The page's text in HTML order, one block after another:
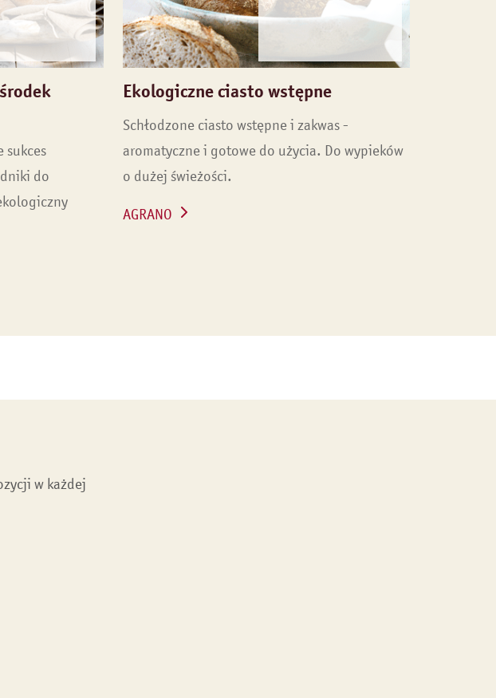
sukces
do
Ekologiczne ciasto wstępne
Schłodzone ciasto wstępne i zakwas -
aromatyczne i gotowe do użycia. Do wypieków
o dużej świeżości.
AGRANO
w każdej